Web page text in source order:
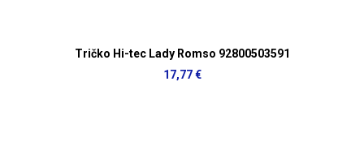
Tričko Hi-tec Lady Romso 92800503591
17,77 €